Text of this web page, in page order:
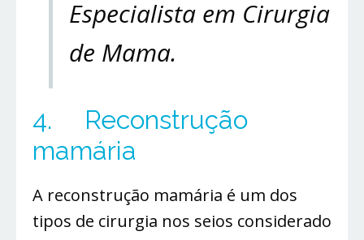
Especialista em Cirurgia
de Mama.
4. Reconstrução
mamária
A reconstrução mamária é um dos
tipos de cirurgia nos seios considerado